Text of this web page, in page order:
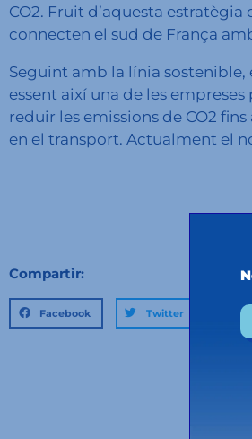
CO2. Fruit d’aquesta
connecten el sud de França
Seguint amb la línia sostenible,
essent així una de les
reduir les emissions de CO2
en el transport. Actualment el
Compartir:
Facebook Twitter